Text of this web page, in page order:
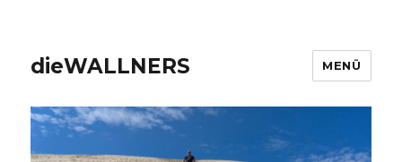
dieWALLNERS MENÜ